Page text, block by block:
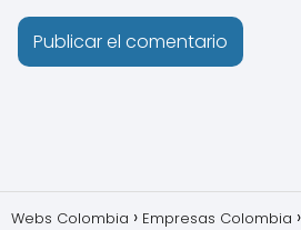
Webs Colombia Empresas Colombia